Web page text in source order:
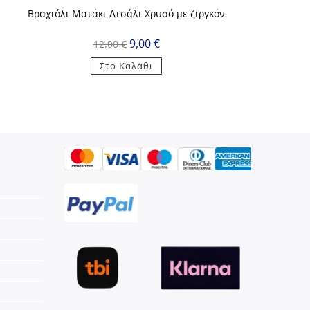
Βραχιόλι Ματάκι Ατσάλι Χρυσό με ζιργκόν
12,00€ Original
price
was:
12,00 €.
9,00€Η
τρέχουσα
τιμή
είναι:
Στο Καλάθι